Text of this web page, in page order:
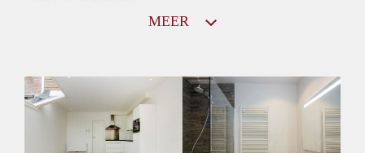
Huurtoeslag
Niet mogelijk
MEER